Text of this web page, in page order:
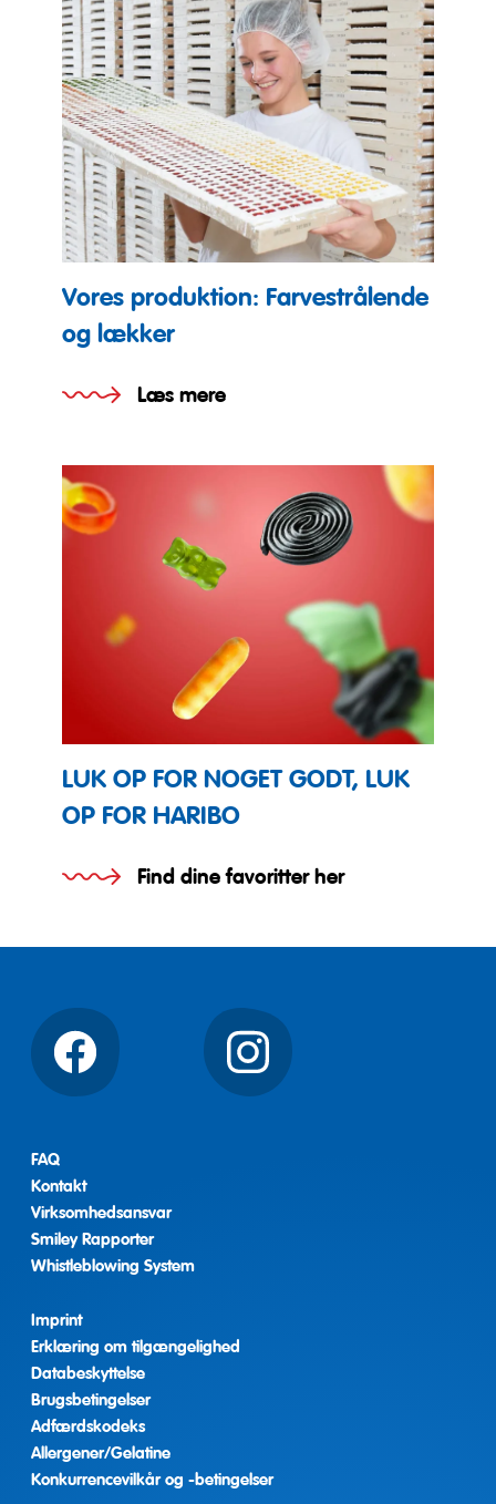
Vores produktion: Farvestrålende
og lækker
Læs mere
LUK OP FOR NOGET GODT, LUK
OP FOR HARIBO
Find dine favoritter her
Facebook Instagram
FAQ
Kontakt
Virksomhedsansvar
Smiley Rapporter
Whistleblowing System
Imprint
Erklæring om tilgængelighed
Databeskyttelse
Brugsbetingelser
Adfærdskodeks
Allergener/Gelatine
Konkurrencevilkår og -betingelser